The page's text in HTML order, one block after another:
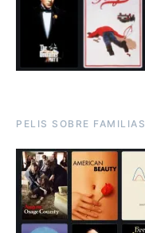
PELIS SOBRE FAMILIAS